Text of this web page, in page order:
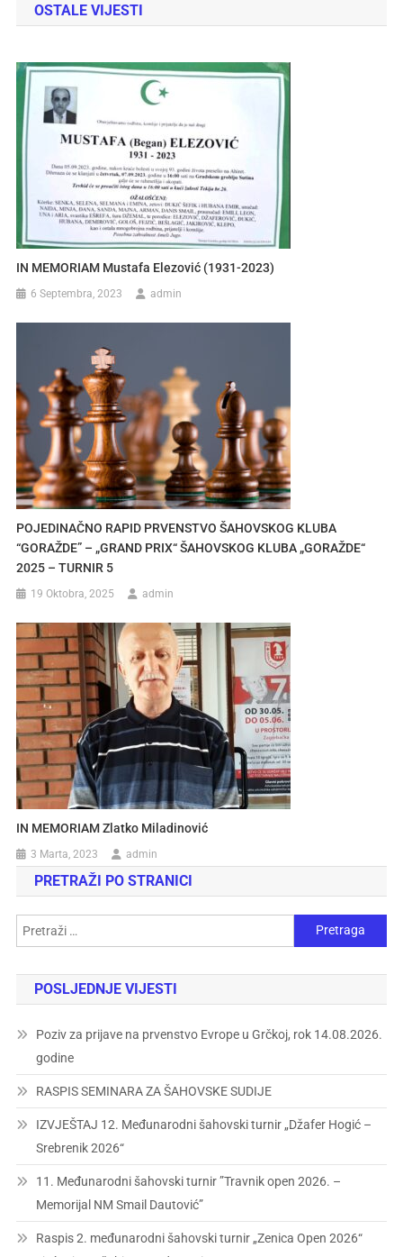
OSTALE VIJESTI
IN MEMORIAM Mustafa Elezović (1931-2023)
6 Septembra, 2023 admin
POJEDINAČNO RAPID PRVENSTVO ŠAHOVSKOG KLUBA
“GORAŽDE” – „GRAND PRIX“ ŠAHOVSKOG KLUBA „GORAŽDE“
2025 – TURNIR 5
19 Oktobra, 2025 admin
IN MEMORIAM Zlatko Miladinović
3 Marta, 2023 admin
PRETRAŽI PO STRANICI
POSLJEDNJE VIJESTI
Poziv za prijave na prvenstvo Evrope u Grčkoj, rok 14.08.2026.
godine
RASPIS SEMINARA ZA ŠAHOVSKE SUDIJE
IZVJEŠTAJ 12. Međunarodni šahovski turnir „Džafer Hogić –
Srebrenik 2026“
11. Međunarodni šahovski turnir ”Travnik open 2026. –
Memorijal NM Smail Dautović”
Raspis 2. međunarodni šahovski turnir „Zenica Open 2026“